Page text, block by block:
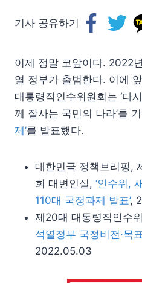
기사 공유하기
이제 정말 코앞이다. 2022
열 정부가 출범한다. 이에
대통령직인수위원회는 ‘다
께 잘사는 국민의 나라’를
제’를 발표했다.
대한민국 정책브리핑,
회 대변인실, ‘인수위,
110대 국정과제 발표’,
제20대 대통령직인수
석열정부 국정비전·목
2022.05.03